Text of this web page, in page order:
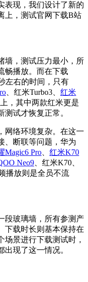
表现，我们设计了新的
上，测试官网下载B站
墙，测试压力最小，所
畅播放。而在下载
左右的时间，只有
、红米Turbo3、 红米
，其中两款红米更是
试才恢复正常。
网络环境复杂。在这一
、断联等问题，华为
Magic6 Pro
红米K70
Neo9 、红米K70、
播放则是全员不流
段玻璃墙，所有参测产
下载时长则基本保持在
场景进行下载测试时，
现了这一情况。